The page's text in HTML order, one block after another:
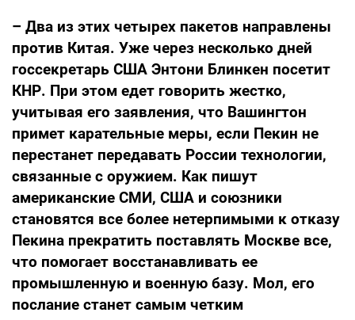
– Два из этих четырех пакетов направлены
против Китая. Уже через несколько дней
госсекретарь США Энтони Блинкен посетит
КНР. При этом едет говорить жестко,
учитывая его заявления, что Вашингтон
примет карательные меры, если Пекин не
перестанет передавать России технологии,
связанные с оружием. Как пишут
американские СМИ, США и союзники
становятся все более нетерпимыми к отказу
Пекина прекратить поставлять Москве все,
что помогает восстанавливать ее
промышленную и военную базу. Мол, его
послание станет самым четким